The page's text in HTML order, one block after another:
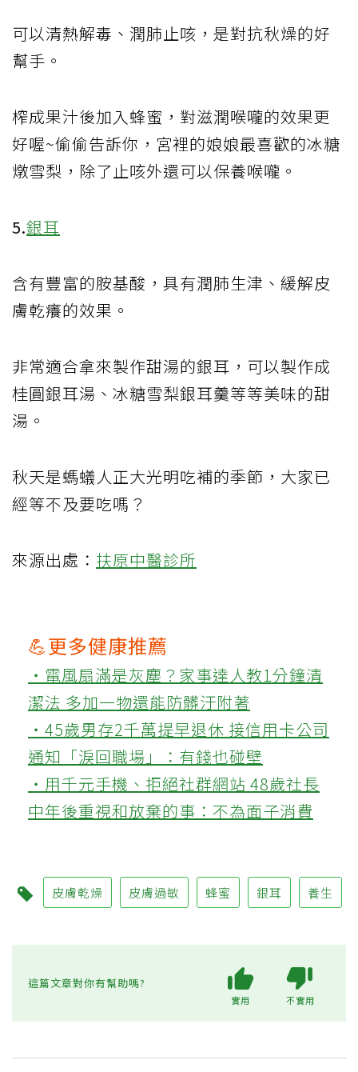
可以清熱解毒、潤肺止咳，是對抗秋燥的好
幫手。
榨成果汁後加入蜂蜜，對滋潤喉嚨的效果更
好喔~偷偷告訴你，宮裡的娘娘最喜歡的冰糖
燉雪梨，除了止咳外還可以保養喉嚨。
5.銀耳
含有豐富的胺基酸，具有潤肺生津、緩解皮
膚乾癢的效果。
非常適合拿來製作甜湯的銀耳，可以製作成
桂圓銀耳湯、冰糖雪梨銀耳羹等等美味的甜
湯。
秋天是螞蟻人正大光明吃補的季節，大家已
經等不及要吃嗎？
來源出處： 扶原中醫診所
💪更多健康推薦
‧電風扇滿是灰塵？家事達人教1分鐘清
潔法 多加一物還能防髒汙附著
‧45歲男存2千萬提早退休 接信用卡公司
通知「淚回職場」：有錢也碰壁
‧用千元手機、拒絕社群網站 48歲社長
中年後重視和放棄的事：不為面子消費
皮膚乾燥 皮膚過敏 蜂蜜 銀耳 養生
這篇文章對你有幫助嗎?
實用 不實用